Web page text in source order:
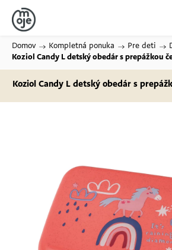
Domov / Kompletná ponuka / Pre deti /
Koziol Candy L detský obedár s prepážkou
Koziol Candy L detský obedár s